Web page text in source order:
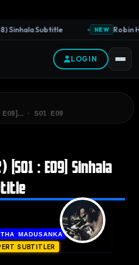
Sinhala Subtitle NEW Robin
LOGIN
· S01 E09
: E09] Sinhala
MADUSANKA |
SUBTITLER